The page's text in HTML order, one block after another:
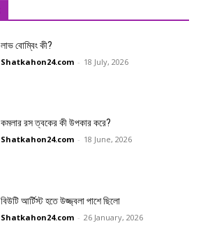
লাভ বোম্বিং কী?
Shatkahon24.com - 18 July, 2026
কমলার রস ত্বকের কী উপকার করে?
Shatkahon24.com - 18 June, 2026
বিউটি আর্টিস্ট হতে উজ্জ্বলা পাশে ছিলো
Shatkahon24.com - 26 January, 2026